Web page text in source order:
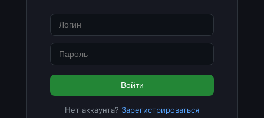
Войти
Нет аккаунта? Зарегистрироваться